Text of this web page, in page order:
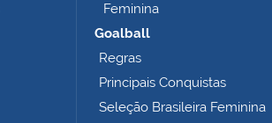
Feminina
Goalball
Regras
Principais Conquistas
Seleção Brasileira Feminina